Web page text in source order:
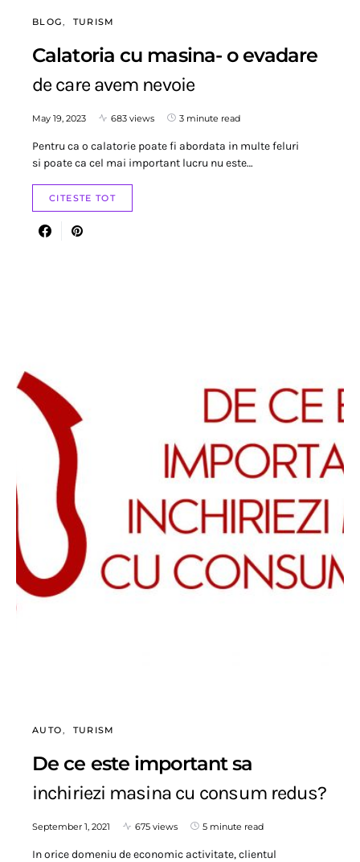
BLOG TURISM
Calatoria cu masina- o evadare
de care avem nevoie
May 19, 2023 683 views 3 minute read
Pentru ca o calatorie poate fi abordata in multe feluri
si poate ca cel mai important lucru nu este…
CITESTE TOT
AUTO TURISM
De ce este important sa
inchiriezi masina cu consum redus?
September 1, 2021 675 views 5 minute read
In orice domeniu de economic activitate, clientul